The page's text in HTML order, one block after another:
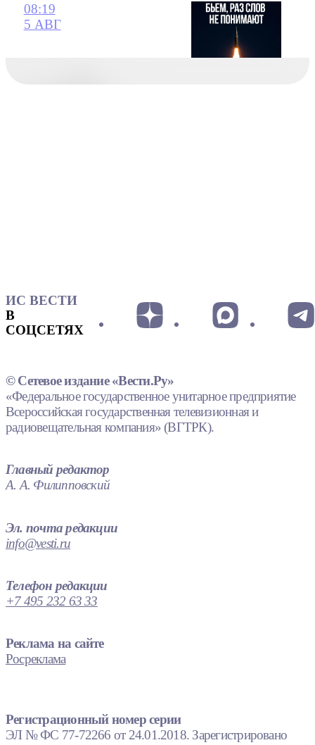
08:19
5 АВГ
ИС ВЕСТИ
В
СОЦСЕТЯХ
© Сетевое издание «Вести.Ру»
«Федеральное государственное унитарное предприятие
Всероссийская государственная телевизионная и
радиовещательная компания» (ВГТРК).
Главный редактор
А. А. Филипповский
Эл. почта редакции
info@vesti.ru
Телефон редакции
+7 495 232 63 33
Реклама на сайте
Росреклама
Регистрационный номер серии
ЭЛ № ФС 77-72266 от 24.01.2018. Зарегистрировано